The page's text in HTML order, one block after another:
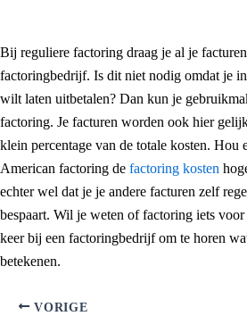
Bij reguliere factoring draag je al je
factoringbedrijf. Is dit niet nodig omdat je
wilt laten uitbetalen? Dan kun je
factoring. Je facturen worden ook hier
klein percentage van de totale kosten. Hou
American factoring de factoring kosten
echter wel dat je je andere facturen zelf
bespaart. Wil je weten of factoring iets
keer bij een factoringbedrijf om te horen
betekenen.
VORIGE